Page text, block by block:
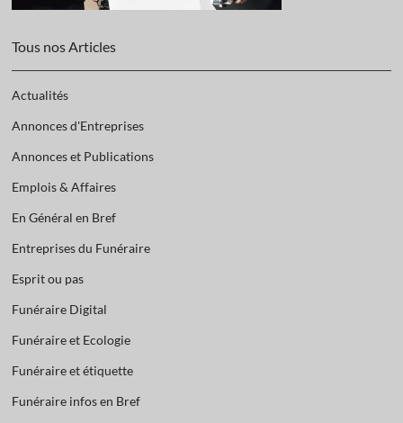
Tous nos Articles
Actualités
Annonces d'Entreprises
Annonces et Publications
Emplois & Affaires
En Général en Bref
Entreprises du Funéraire
Esprit ou pas
Funéraire Digital
Funéraire et Ecologie
Funéraire et étiquette
Funéraire infos en Bref